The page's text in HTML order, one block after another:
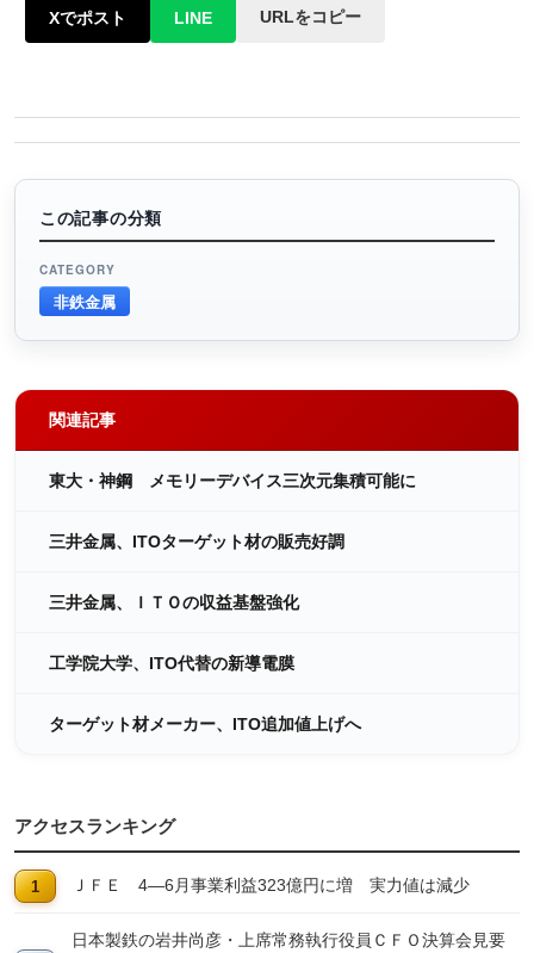
Xでポスト LINE URLをコピー
この記事の分類
CATEGORY
非鉄金属
関連記事
東大・神鋼 メモリーデバイス三次元集積可能に
三井金属、ITOターゲット材の販売好調
三井金属、ＩＴＯの収益基盤強化
工学院大学、ITO代替の新導電膜
ターゲット材メーカー、ITO追加値上げへ
アクセスランキング
ＪＦＥ 4―6月事業利益323億円に増 実力値は減少
日本製鉄の岩井尚彦・上席常務執行役員ＣＦＯ決算会見要